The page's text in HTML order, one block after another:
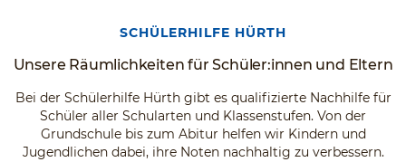
SCHÜLERHILFE HÜRTH
Unsere Räumlichkeiten für Schüler:innen und Eltern
Bei der Schülerhilfe Hürth gibt es qualifizierte Nachhilfe für
Schüler aller Schularten und Klassenstufen. Von der
Grundschule bis zum Abitur helfen wir Kindern und
Jugendlichen dabei, ihre Noten nachhaltig zu verbessern.